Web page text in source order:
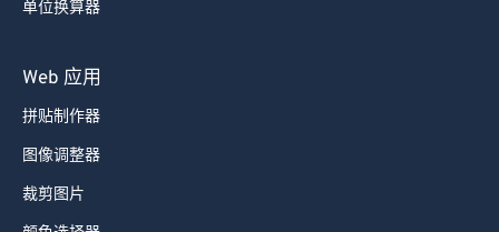
单位换算器
Web 应用
拼贴制作器
图像调整器
裁剪图片